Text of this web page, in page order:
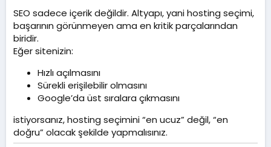
SEO sadece içerik değildir. Altyapı, yani hosting seçimi,
başarının görünmeyen ama en kritik parçalarından
biridir.
Eğer sitenizin:
Hızlı açılmasını
Sürekli erişilebilir olmasını
Google’da üst sıralara çıkmasını
istiyorsanız, hosting seçimini “en ucuz” değil, “en
doğru” olacak şekilde yapmalısınız.